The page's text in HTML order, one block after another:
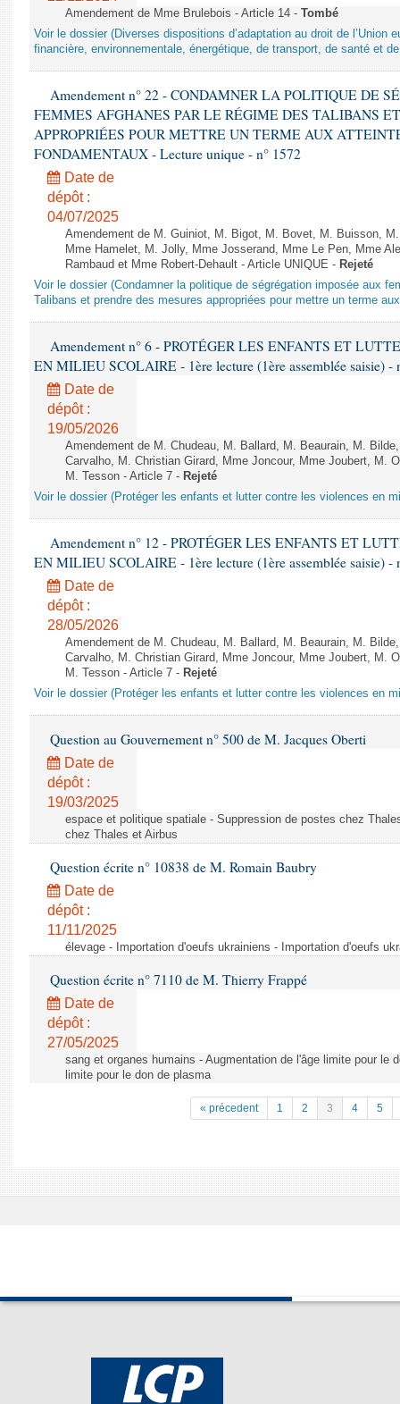
Amendement de Mme Brulebois - Article 14 - Tombé
Voir le dossier (Diverses dispositions d’adaptation au droit de l’Union
financière, environnementale, énergétique, de transport, de santé et
Amendement n° 22 - CONDAMNER LA POLITIQUE DE
FEMMES AFGHANES PAR LE RÉGIME DES TALIBANS
APPROPRIÉES POUR METTRE UN TERME AUX
FONDAMENTAUX - Lecture unique - n° 1572
Date de
dépôt :
04/07/2025
Amendement de M. Guiniot, M. Bigot, M. Bovet, M. Buisson,
Mme Hamelet, M. Jolly, Mme Josserand, Mme Le Pen, Mme
Rambaud et Mme Robert-Dehault - Article UNIQUE - Rejeté
Voir le dossier (Condamner la politique de ségrégation imposée aux
Talibans et prendre des mesures appropriées pour mettre un terme
Amendement n° 6 - PROTÉGER LES ENFANTS ET
EN MILIEU SCOLAIRE - 1ère lecture (1ère assemblée saisie) -
Date de
dépôt :
19/05/2026
Amendement de M. Chudeau, M. Ballard, M. Beaurain, M.
Carvalho, M. Christian Girard, Mme Joncour, Mme Joubert, M.
M. Tesson - Article 7 - Rejeté
Voir le dossier (Protéger les enfants et lutter contre les violences en
Amendement n° 12 - PROTÉGER LES ENFANTS ET
EN MILIEU SCOLAIRE - 1ère lecture (1ère assemblée saisie) -
Date de
dépôt :
28/05/2026
Amendement de M. Chudeau, M. Ballard, M. Beaurain, M.
Carvalho, M. Christian Girard, Mme Joncour, Mme Joubert, M.
M. Tesson - Article 7 - Rejeté
Voir le dossier (Protéger les enfants et lutter contre les violences en
Question au Gouvernement n° 500 de M. Jacques Oberti
Date de
dépôt :
19/03/2025
espace et politique spatiale - Suppression de postes chez
chez Thales et Airbus
Question écrite n° 10838 de M. Romain Baubry
Date de
dépôt :
11/11/2025
élevage - Importation d'oeufs ukrainiens - Importation d'oeufs
Question écrite n° 7110 de M. Thierry Frappé
Date de
dépôt :
27/05/2025
sang et organes humains - Augmentation de l'âge limite pour le
limite pour le don de plasma
« précedent 1 2 3 4 5